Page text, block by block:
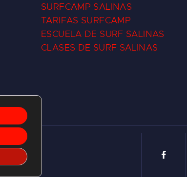
SURFCAMP SALINAS
TARIFAS SURFCAMP
ESCUELA DE SURF SALINAS
CLASES DE SURF SALINAS